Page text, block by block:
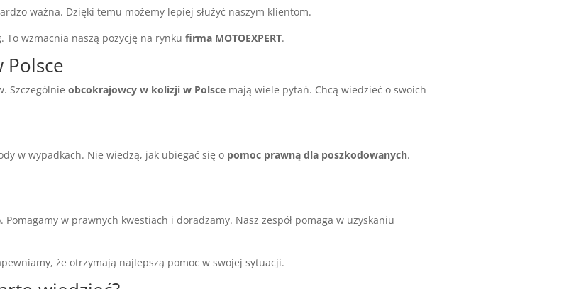
ważna. Dzięki temu możemy lepiej służyć naszym klientom.
To wzmacnia naszą pozycję na rynkufirma MOTOEXPERT.
Polsce
Szczególnieobcokrajowcy w kolizji w Polsce mają wiele pytań. Chcą wiedzieć o swoich
w wypadkach. Nie wiedzą, jak ubiegać się o pomoc prawną dla poszkodowanych.
. Pomagamy w prawnych kwestiach i doradzamy. Nasz zespół pomaga w uzyskaniu
że otrzymają najlepszą pomoc w swojej sytuacji.